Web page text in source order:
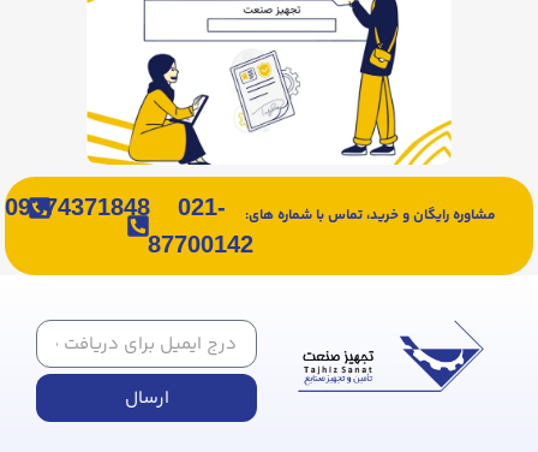
مشاوره رایگان و خرید، تماس با شماره های:
021-
87700142
09374371848
ارسال